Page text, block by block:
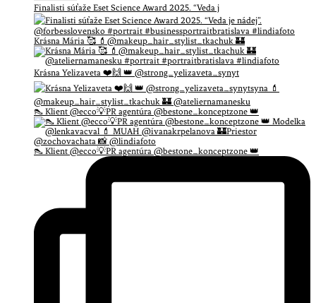
Finalisti súťaže Eset Science Award 2025. “Veda j
Krásna Mária 🥰 💄@makeup_hair_stylist_tkachuk 🏰
Krásna Yelizaveta ❤️🙌 👑 @strong_yelizaveta_synyt
👠 Klient @ecco💡PR agentúra @bestone_konceptzone 👑
👠 Klient @ecco💡PR agentúra @bestone_konceptzone 👑